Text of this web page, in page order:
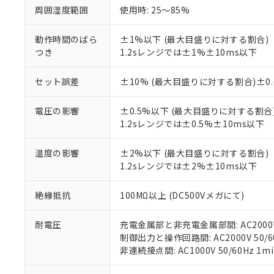
周囲湿度範囲 使用時: 25～85%
動作時間のばら
つき
±1%以下 (最大目盛りに対する割合)
1.2sレンジでは±1%±10ms以下
セット誤差 ±10% (最大目盛りに対する割合
電圧の影響
±0.5%以下 (最大目盛りに対する割
1.2sレンジでは±0.5%±10ms以下
温度の影響
±2%以下 (最大目盛りに対する割合)
1.2sレンジでは±2%±10ms以下
絶縁抵抗 100MΩ以上 (DC500Vメガにて)
耐電圧
充電金属部と非充電金属部間:
制御出力と操作回路間: AC2000V 50/
非連続接点間: AC1000V 50/60Hz
以下の条件をお読
くものです。
当社制御機
在庫状況お
のであり、
い。
正式な納期
当社販売員に
す。
マイパーツ
ている必要
お客様が当
が、当社の
さい。
仕入先様の事情に
があります。
鉛(Pb) 1000ppm以下
フタル酸ビス(2-エチル
ル（DBP） 1000ppm以
但し、RoHS指令で産
フタル酸エステル類の
※2 対応予定月
部品在庫の切り
※3 非含有証明
下記の非含有証明
※1 中国
「○」：最大均質
「×」：最大均質
「－」：未確認で
*中国RoHS10物質の基
Pb(鉛) :1000ppm、 Hg(
Cr(Ⅵ)(六価クロム) :
※2 環境保護使
「ｅ」：有害物
味します。
「－」：未確認で
う）を輸出
などの必要
当社は規制
ます。
当社は貴社
置等に一切使
当社は、貴
たしません。
号
△ 一定数に
－
在庫な
空
白
受注生